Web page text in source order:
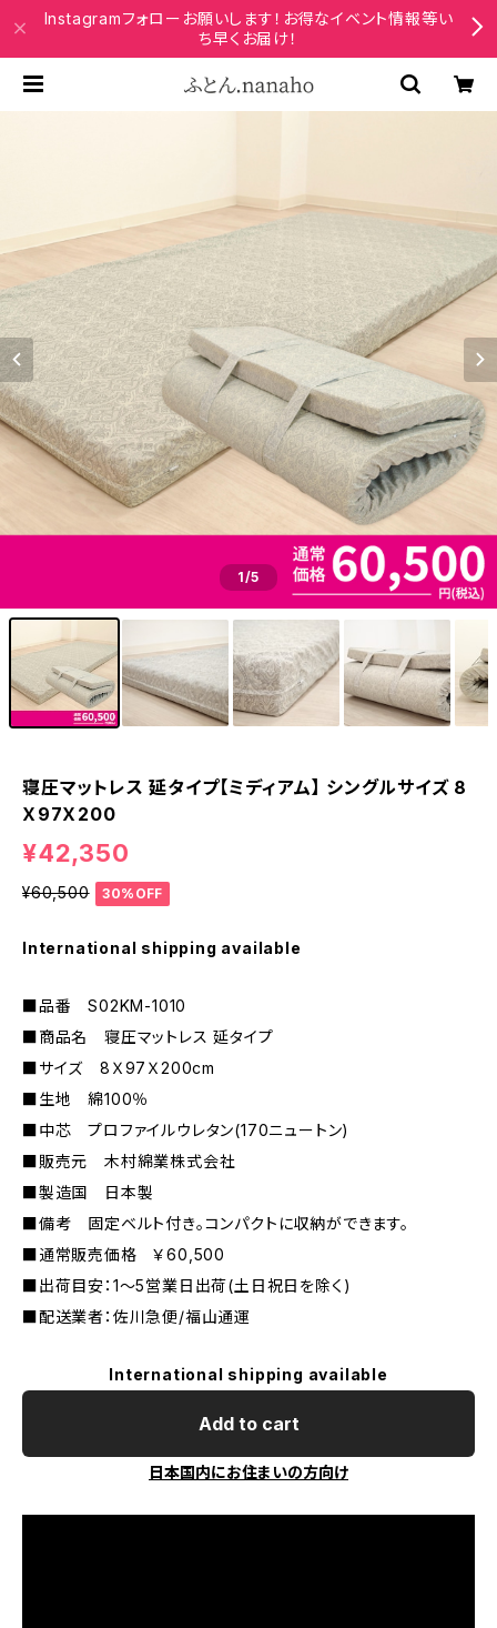
Instagramフォローお願いします！お得なイベント情報等い
ち早くお届け！
1/5
寝圧マットレス 延タイプ【ミディアム】 シングルサイズ 8
Ｘ97Ｘ200
¥42,350
¥60,500 30%OFF
International shipping available
■品番 S02KM-1010
■商品名 寝圧マットレス 延タイプ
■サイズ 8Ｘ97Ｘ200cm
■生地 綿100％
■中芯 プロファイルウレタン(170ニュートン)
■販売元 木村綿業株式会社
■製造国 日本製
■備考 固定ベルト付き。コンパクトに収納ができます。
■通常販売価格 ￥60,500
■出荷目安：1〜5営業日出荷(土日祝日を除く)
■配送業者：佐川急便/福山通運
International shipping available
Add to cart
日本国内にお住まいの方向け